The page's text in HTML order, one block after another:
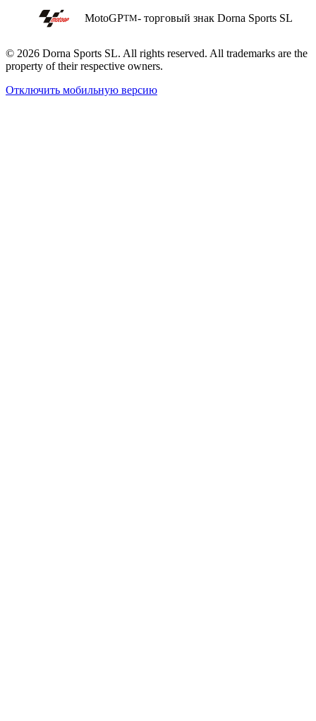
MotoGPTM- торговый знак Dorna Sports SL
© 2026 Dorna Sports SL. All rights reserved. All trademarks are the
property of their respective owners.
Отключить мобильную версию